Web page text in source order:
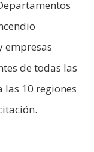
empresas
de todas las
las 10 regiones